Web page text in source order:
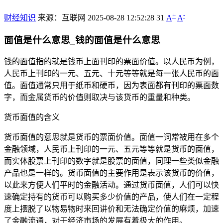
财经知识 来源：互联网 2025-08-28 12:52:28 31 A+ A-
面值是什么意思_钱的面值是什么意思
钱的面值指的就是钱币上面刊印的票面价值。以人民币为例，
人民币上刊印的一元、五元、十元等等就是每一张人民币的面
值。面值通常只用于纸币和硬币，因为表面都有刊印的票面数
字，而金属货币的价值则取决与该货币的重量和种类。
货币面值的含义
货币面值的意思就是货币的票面价值。面值一词常被用在多个
金融领域，人民币上刊印的一元、五元等等就是货币的面值，
而实体股票上刊印的数字就是股票的面值，同理一些类似金融
产品也是一样的。货币面值的主要作用是表示该货币的价值，
以此来方便人们平时的金融活动。通过货币面值，人们可以快
速确定持有的货币可以购买多少价值的产品，使人们在一定程
度上摆脱了以物易物时来回讲价和无法确定价值的麻烦，加速
了金融流通，对于经济市场的发展有着极大的作用。